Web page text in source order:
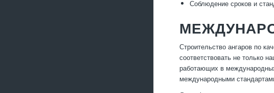
Соблюдение сроков и
Строительство ангаров по
соответствовать не только
работающих в
международными